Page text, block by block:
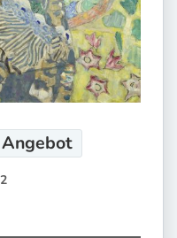
Angebot